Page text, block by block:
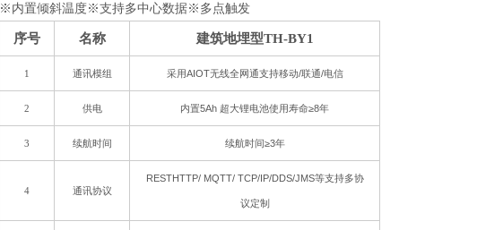
※内置倾斜温度※支持多中心数据※多点触发
序号 名称 建筑地埋型TH-BY1
1 通讯模组 采用AIOT无线全网通支持移动/联通/电信
2 供电 内置5Ah 超大锂电池使用寿命≥8年
3 续航时间 续航时间≥3年
4 通讯协议
RESTHTTP/ MQTT/ TCP/IP/DDS/JMS等支持多协
议定制